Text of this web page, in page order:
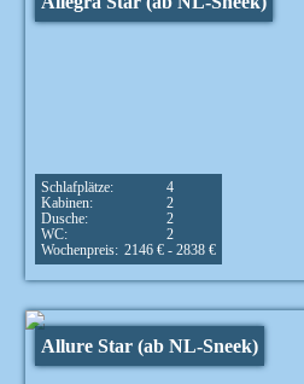
Schlafplätze:
4
Kabinen:
2
Dusche:
2
WC:
2
Wochenpreis: 2146 € - 2838 €
Allure Star (ab NL-Sneek)